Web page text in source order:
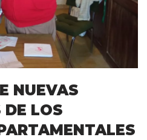
NUEVAS
LOS